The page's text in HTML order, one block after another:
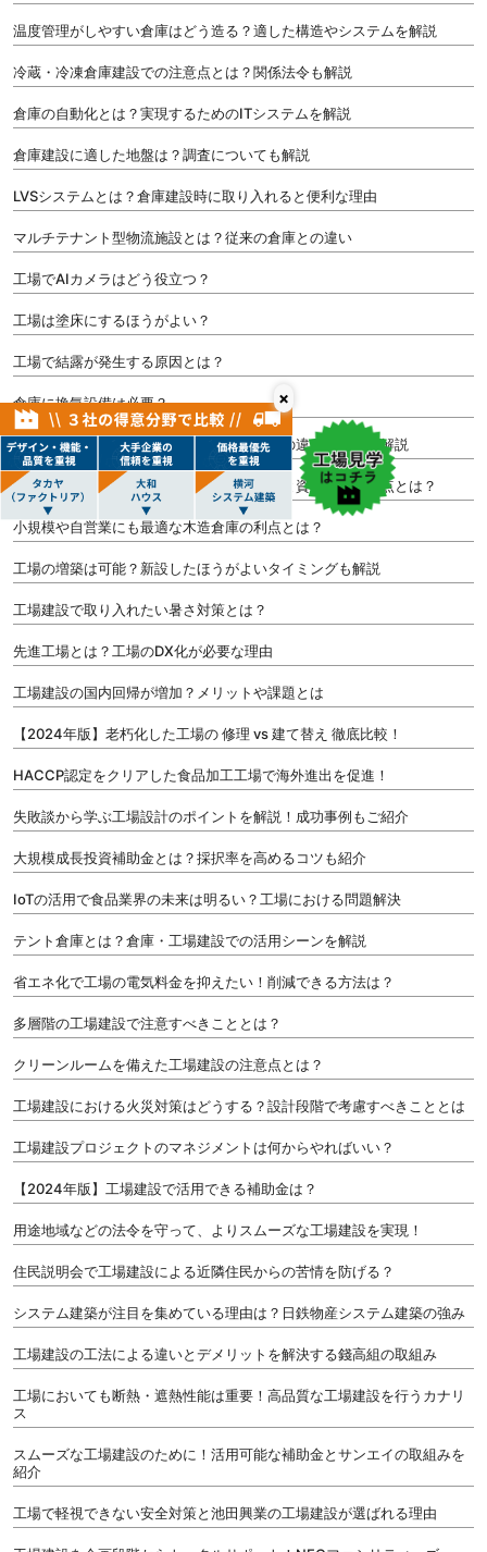
×
温度管理がしやすい倉庫はどう造る？適した構造やシステムを解説
冷蔵・冷凍倉庫建設での注意点とは？関係法令も解説
倉庫の自動化とは？実現するためのITシステムを解説
倉庫建設に適した地盤は？調査についても解説
LVSシステムとは？倉庫建設時に取り入れると便利な理由
マルチテナント型物流施設とは？従来の倉庫との違い
工場でAIカメラはどう役立つ？
工場は塗床にするほうがよい？
工場で結露が発生する原因とは？
倉庫に換気設備は必要？
内装制限とは？消防法と建築基準法の範囲の違いや対策を解説
自社で持つ営業倉庫の長期的なコスト削減と資金調達の利点とは？
小規模や自営業にも最適な木造倉庫の利点とは？
工場の増築は可能？新設したほうがよいタイミングも解説
工場建設で取り入れたい暑さ対策とは？
先進工場とは？工場のDX化が必要な理由
工場建設の国内回帰が増加？メリットや課題とは
【2024年版】老朽化した工場の 修理 vs 建て替え 徹底比較！
HACCP認定をクリアした食品加工工場で海外進出を促進！
失敗談から学ぶ工場設計のポイントを解説！成功事例もご紹介
大規模成長投資補助金とは？採択率を高めるコツも紹介
IoTの活用で食品業界の未来は明るい？工場における問題解決
テント倉庫とは？倉庫・工場建設での活用シーンを解説
省エネ化で工場の電気料金を抑えたい！削減できる方法は？
多層階の工場建設で注意すべきこととは？
クリーンルームを備えた工場建設の注意点とは？
工場建設における火災対策はどうする？設計段階で考慮すべきこととは
工場建設プロジェクトのマネジメントは何からやればいい？
【2024年版】工場建設で活用できる補助金は？
用途地域などの法令を守って、よりスムーズな工場建設を実現！
住民説明会で工場建設による近隣住民からの苦情を防げる？
システム建築が注目を集めている理由は？日鉄物産システム建築の強み
工場建設の工法による違いとデメリットを解決する錢高組の取組み
工場においても断熱・遮熱性能は重要！高品質な工場建設を行うカナリ
ス
スムーズな工場建設のために！活用可能な補助金とサンエイの取組みを
紹介
工場で軽視できない安全対策と池田興業の工場建設が選ばれる理由